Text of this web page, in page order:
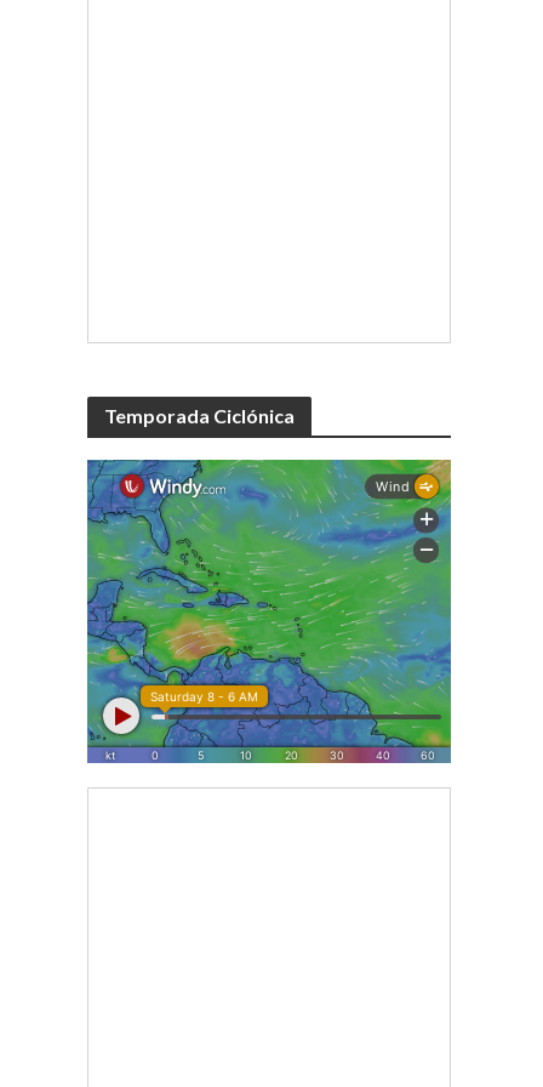
Temporada Ciclónica